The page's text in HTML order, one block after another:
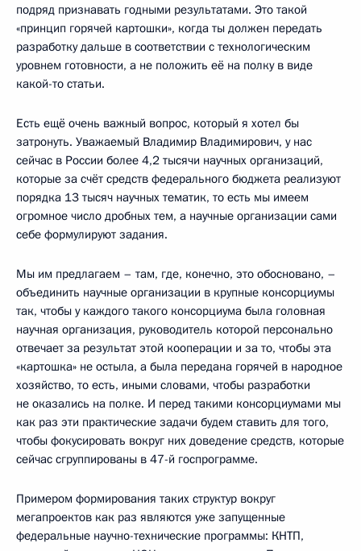
подряд признавать годными результатами. Это такой
«принцип горячей картошки», когда ты должен передать
разработку дальше в соответствии с технологическим
уровнем готовности, а не положить её на полку в виде
какой-то статьи.
Есть ещё очень важный вопрос, который я хотел бы
затронуть. Уважаемый Владимир Владимирович, у нас
сейчас в России более 4,2 тысячи научных организаций,
которые за счёт средств федерального бюджета реализуют
порядка 13 тысяч научных тематик, то есть мы имеем
огромное число дробных тем, а научные организации сами
себе формулируют задания.
Мы им предлагаем – там, где, конечно, это обосновано, –
объединить научные организации в крупные консорциумы
так, чтобы у каждого такого консорциума была головная
научная организация, руководитель которой персонально
отвечает за результат этой кооперации и за то, чтобы эта
«картошка» не остыла, а была передана горячей в народное
хозяйство, то есть, иными словами, чтобы разработки
не оказались на полке. И перед такими консорциумами мы
как раз эти практические задачи будем ставить для того,
чтобы фокусировать вокруг них доведение средств, которые
сейчас сгруппированы в 47-й госпрограмме.
Примером формирования таких структур вокруг
мегапроектов как раз являются уже запущенные
федеральные научно-технические программы: КНТП,